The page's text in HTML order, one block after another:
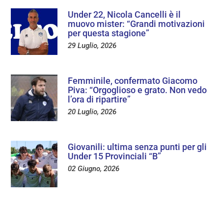
Under 22, Nicola Cancelli è il
muovo mister: “Grandi motivazioni
per questa stagione”
29 Luglio, 2026
Femminile, confermato Giacomo
Piva: “Orgoglioso e grato. Non vedo
l’ora di ripartire”
20 Luglio, 2026
Giovanili: ultima senza punti per gli
Under 15 Provinciali “B”
02 Giugno, 2026